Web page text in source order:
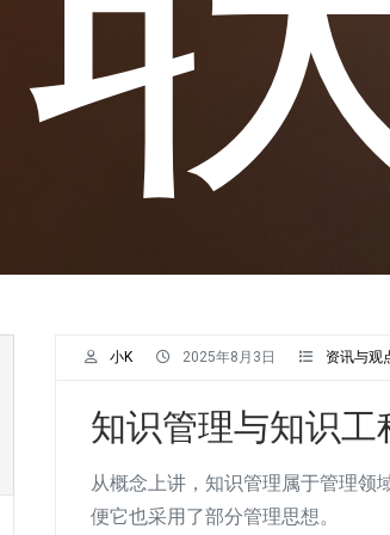
小K 2025年8月3日 资讯与观
知识管理与知识
从概念上讲，知识管理属于管理领
便它也采用了部分管理思想。